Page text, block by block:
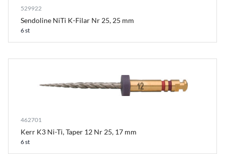
529922
Sendoline NiTi K-Filar Nr 25, 25 mm
6 st
462701
Kerr K3 Ni-Ti, Taper 12 Nr 25, 17 mm
6 st